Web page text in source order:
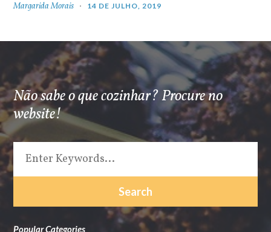
Margarida Morais 14 DE JULHO, 2019
Não sabe o que cozinhar? Procure no
website!
Popular Categories